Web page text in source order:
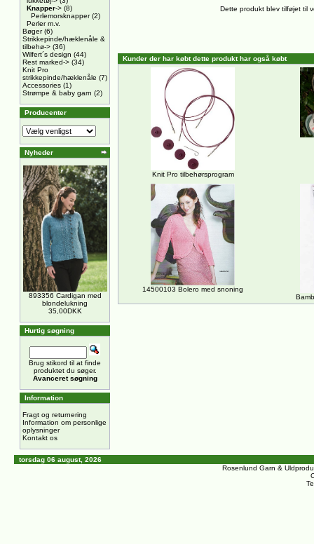
Knapper-> (8)
Perlemorsknapper(2)
Perler m.v.
Bøger(6)
Strikkepinde/hæklenåle &
tilbehø-> (36)
Wilfert´s design (44)
Rest marked-> (34)
Knit Pro
strikkepinde/hæklenåle (7)
Accessories (1)
Strømpe & baby garn (2)
Producenter
Nyheder
893356 Cardigan med
blondelukning
35,00DKK
Hurtig søgning
Brug stikord til at finde
produktet du søger.
Avanceret søgning
Information
Fragt og returnering
Information om personlige
oplysninger
Kontakt os
Dette produkt blev tilføjet til
Kunder der har købt dette produkt har også købt
Knit Pro tilbehørsprogram
14500103 Bolero med snoning
torsdag 06 august, 2026
Rosenlund Garn &